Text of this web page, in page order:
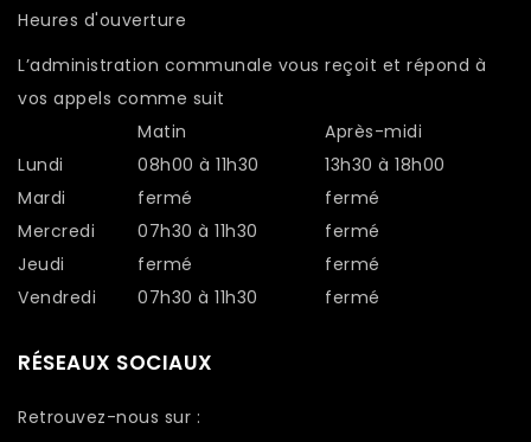
Heures d'ouverture
L’administration communale vous reçoit et répond à
vos appels comme suit
Matin
Après-midi
Lundi
08h00 à 11h30
13h30 à 18h00
Mardi
fermé
fermé
Mercredi
07h30 à 11h30
fermé
Jeudi
fermé
fermé
Vendredi
07h30 à 11h30 fermé
RÉSEAUX SOCIAUX
Retrouvez-nous sur :